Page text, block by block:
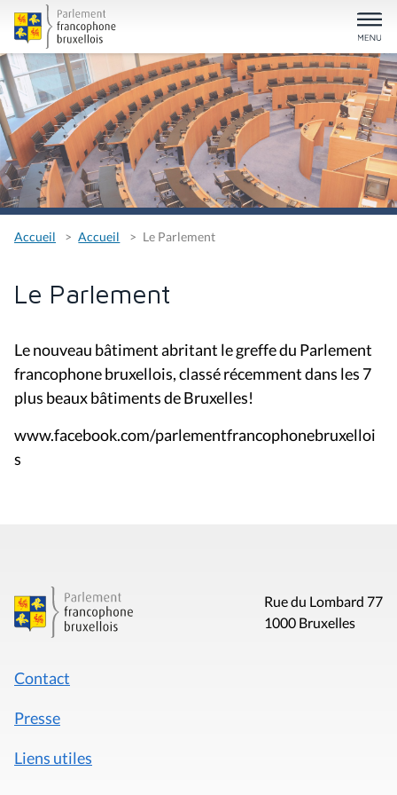
Accueil Accueil Le Parlement
Le Parlement
Le nouveau bâtiment abritant le greffe du Parlement
francophone bruxellois, classé récemment dans les 7
plus beaux bâtiments de Bruxelles!
www.facebook.com/parlementfrancophonebruxelloi
s
Rue du Lombard 77
1000 Bruxelles
Contact
Presse
Liens utiles